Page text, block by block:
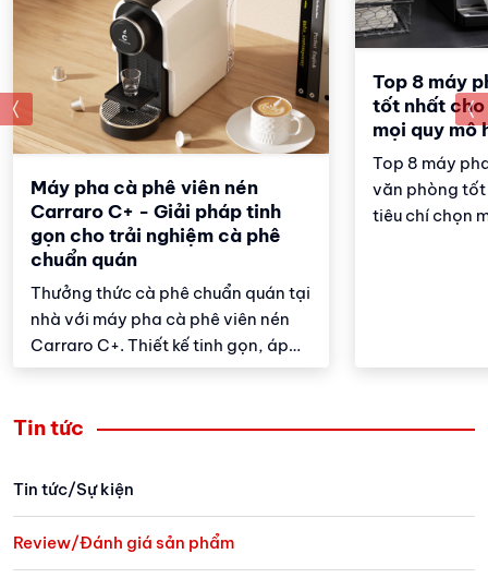
Máy pha cà phê viên nén
Carraro C+ - Giải pháp tinh
gọn cho trải nghiệm cà phê
chuẩn quán
Thưởng thức cà phê chuẩn quán tại
nhà với máy pha cà phê viên nén
Carraro C+. Thiết kế tinh gọn, áp
suất 20 bar, vận hành êm ái, cùng
bạn có ngay tách cà phê đậm đà,
Top 8 máy
tốt nhất
mọi quy mô
Top 8 máy
văn phòng tốt
tiêu chí chọn
prev
Tin tức
Tin tức/Sự kiện
Review/Đánh giá sản phẩm